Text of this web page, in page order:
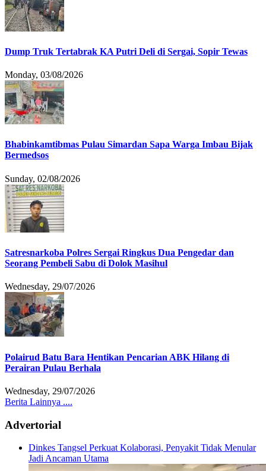
Dump Truk Tertabrak KA Putri Deli di Sergai, Sopir Tewas
Monday, 03/08/2026
Bhabinkamtibmas Pulau Simardan Sapa Warga Imbau Bijak
Bermedsos
Sunday, 02/08/2026
Satresnarkoba Polres Sergai Ringkus Dua Pengedar dan
Seorang Pembeli Sabu di Dolok Masihul
Wednesday, 29/07/2026
Polairud Batu Bara Hentikan Pencarian ABK Hilang di
Perairan Pulau Berhala
Wednesday, 29/07/2026
Berita Lainnya ....
Advertorial
Dinkes Tangsel Perkuat Kolaborasi, Penyakit Tidak Menular
Jadi Ancaman Utama